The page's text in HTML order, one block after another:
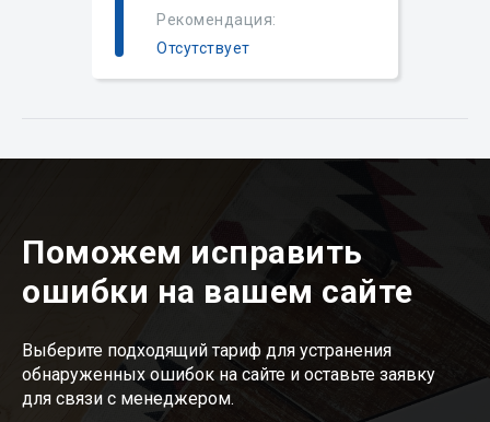
Рекомендация:
Отсутствует
Поможем исправить
ошибки на вашем сайте
Выберите подходящий тариф для устранения
обнаруженных ошибок на сайте и оставьте заявку
для связи с менеджером.